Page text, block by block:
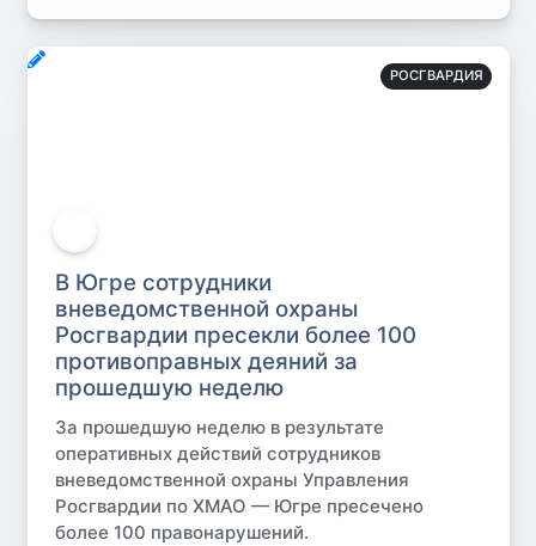
РОСГВАРДИЯ
В Югре сотрудники
вневедомственной охраны
Росгвардии пресекли более 100
противоправных деяний за
прошедшую неделю
За прошедшую неделю в результате
оперативных действий сотрудников
вневедомственной охраны Управления
Росгвардии по ХМАО — Югре пресечено
более 100 правонарушений.